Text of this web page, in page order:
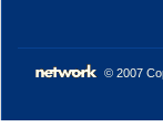
© 2007